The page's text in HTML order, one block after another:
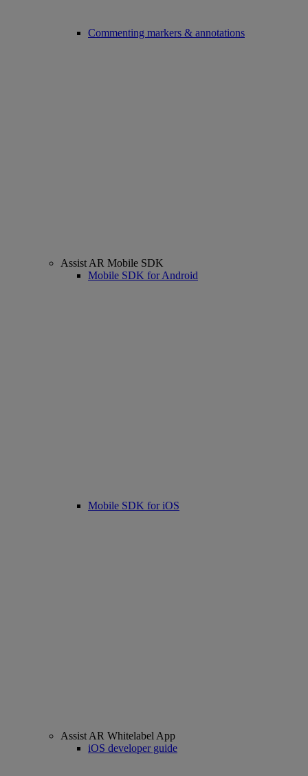
Commenting markers & annotations
Assist AR Mobile SDK
Mobile SDK for Android
Mobile SDK for iOS
Assist AR Whitelabel App
iOS developer guide